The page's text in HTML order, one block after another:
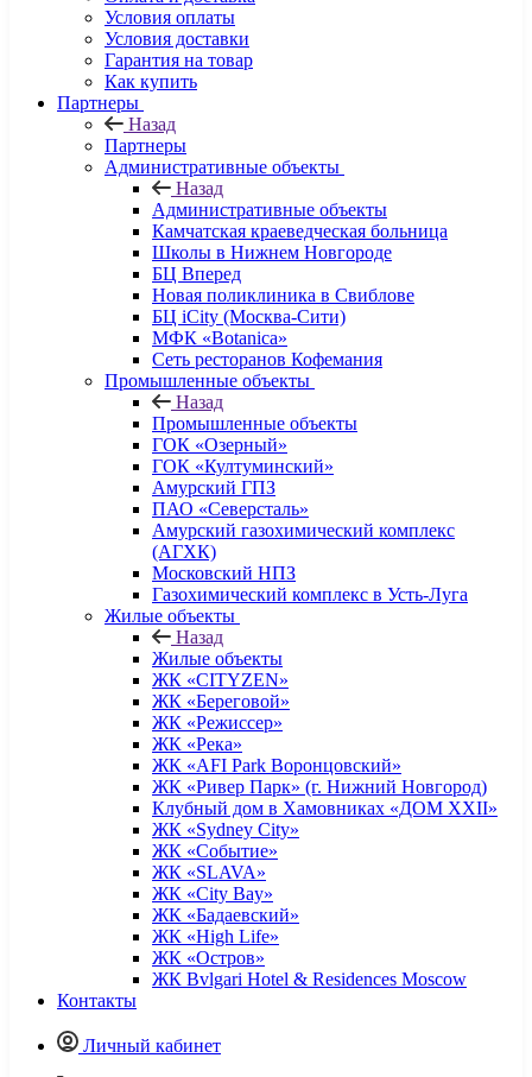
Условия оплаты
Условия доставки
Гарантия на товар
Как купить
Партнеры
Назад
Партнеры
Административные объекты
Назад
Административные объекты
Камчатская краеведческая больница
Школы в Нижнем Новгороде
БЦ Вперед
Новая поликлиника в Свиблове
БЦ iCity (Москва-Сити)
МФК «Botanica»
Сеть ресторанов Кофемания
Промышленные объекты
Назад
Промышленные объекты
ГОК «Озерный»
ГОК «Култуминский»
Амурский ГПЗ
ПАО «Северсталь»
Амурский газохимический комплекс
(АГХК)
Московский НПЗ
Газохимический комплекс в Усть-Луга
Жилые объекты
Назад
Жилые объекты
ЖК «CITYZEN»
ЖК «Береговой»
ЖК «Режиссер»
ЖК «Река»
ЖК «AFI Park Воронцовский»
ЖК «Ривер Парк» (г. Нижний Новгород)
Клубный дом в Хамовниках «ДОМ XXII»
ЖК «Sydney City»
ЖК «Событие»
ЖК «SLAVA»
ЖК «City Bay»
ЖК «Бадаевский»
ЖК «High Life»
ЖК «Остров»
ЖК Bvlgari Hotel & Residences Moscow
Контакты
Личный кабинет